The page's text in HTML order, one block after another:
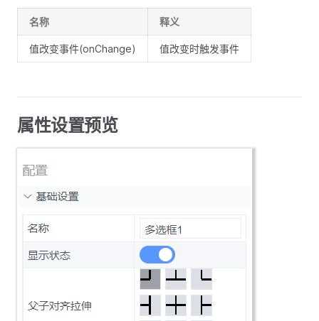
名称 释义
值改变事件(onChange) 值改变时触发事件
属性设置预览